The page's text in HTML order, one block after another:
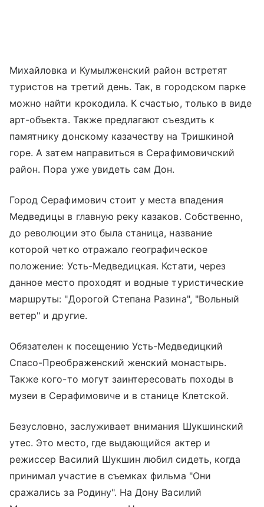
Михайловка и Кумылженский район встретят
туристов на третий день. Так, в городском парке
можно найти крокодила. К счастью, только в виде
арт-объекта. Также предлагают съездить к
памятнику донскому казачеству на Тришкиной
горе. А затем направиться в Серафимовичский
район. Пора уже увидеть сам Дон.
Город Серафимович стоит у места впадения
Медведицы в главную реку казаков. Собственно,
до революции это была станица, название
которой четко отражало географическое
положение: Усть-Медведицкая. Кстати, через
данное место проходят и водные туристические
маршруты: "Дорогой Степана Разина", "Вольный
ветер" и другие.
Обязателен к посещению Усть-Медведицкий
Спасо-Преображенский женский монастырь.
Также кого-то могут заинтересовать походы в
музеи в Серафимовиче и в станице Клетской.
Безусловно, заслуживает внимания Шукшинский
утес. Это место, где выдающийся актер и
режиссер Василий Шукшин любил сидеть, когда
принимал участие в съемках фильма "Они
сражались за Родину". На Дону Василий